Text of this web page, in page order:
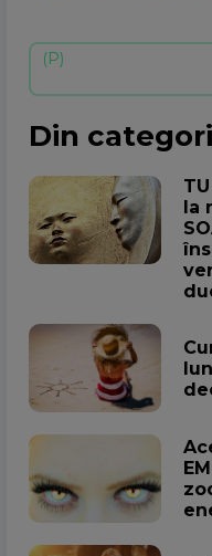
Din
la